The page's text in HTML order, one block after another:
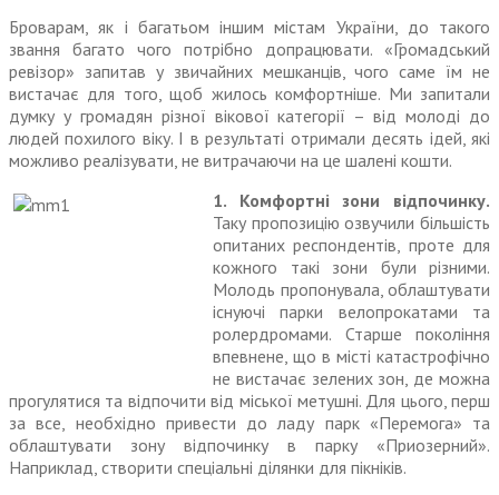
Броварам, як і багатьом іншим містам України, до такого
звання багато чого потрібно допрацю­вати. «Громадський
ревізор» запи­тав у звичайних мешканців, чого саме їм не
вистачає для того, щоб жилось комфортніше. Ми запитали
думку у громадян різної вікової категорії – від молоді до
людей похилого віку. І в результаті отри­мали десять ідей, які
можливо реалізувати, не витрачаючи на це шалені кошти.
1. Комфортні зони відпочинку.
Таку пропозицію озвучили біль­шість
опитаних респондентів, проте для
кожного такі зони були різними.
Молодь пропонувала, облаштувати
існуючі парки велопрокатами та
ролердро­мами. Старше покоління
впев­нене, що в місті катастрофічно
не вистачає зелених зон, де можна
прогулятися та відпочити від міської метушні. Для цього, перш
за все, необхідно привести до ладу парк «Перемога» та
обла­штувати зону відпочинку в парку «Приозерний».
Наприклад, створити спеціальні ділянки для пікніків.